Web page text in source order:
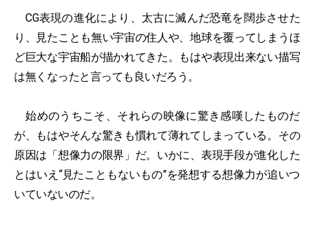
CG表現の進化により、太古に滅んだ恐竜を闊歩させた
り、見たことも無い宇宙の住人や、地球を覆ってしまうほ
ど巨大な宇宙船が描かれてきた。もはや表現出来ない描写
は無くなったと言っても良いだろう。
始めのうちこそ、それらの映像に驚き感嘆したものだ
が、もはやそんな驚きも慣れて薄れてしまっている。その
原因は「想像力の限界」だ。いかに、表現手段が進化した
とはいえ“見たこともないもの”を発想する想像力が追いつ
いていないのだ。